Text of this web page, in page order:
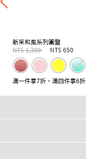
新采和風系列圓盤
Price reduced from
NT$ 1,300to NT$ 650
滿一件享7折，滿四件享6折